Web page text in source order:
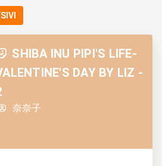
SHIBA INU PIPI'S LIFE-
DAY BY LIZ -
奈奈子